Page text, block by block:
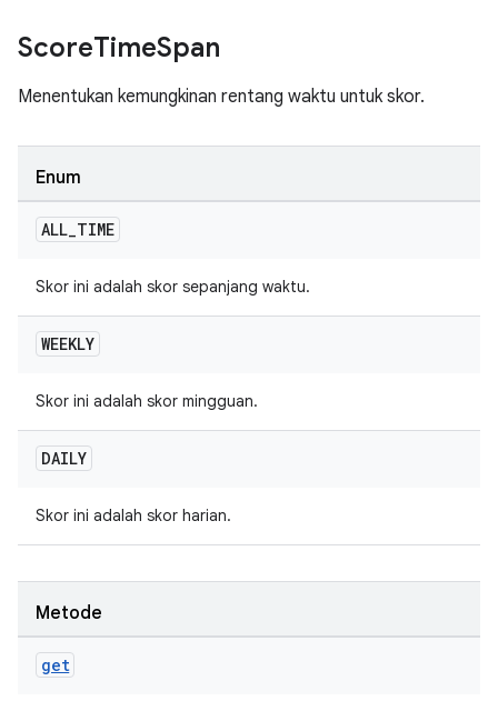
ScoreTimeSpan
Menentukan kemungkinan rentang waktu untuk skor.
Enum
ALL_TIME
Skor ini adalah skor sepanjang waktu.
WEEKLY
Skor ini adalah skor mingguan.
DAILY
Skor ini adalah skor harian.
Metode
get